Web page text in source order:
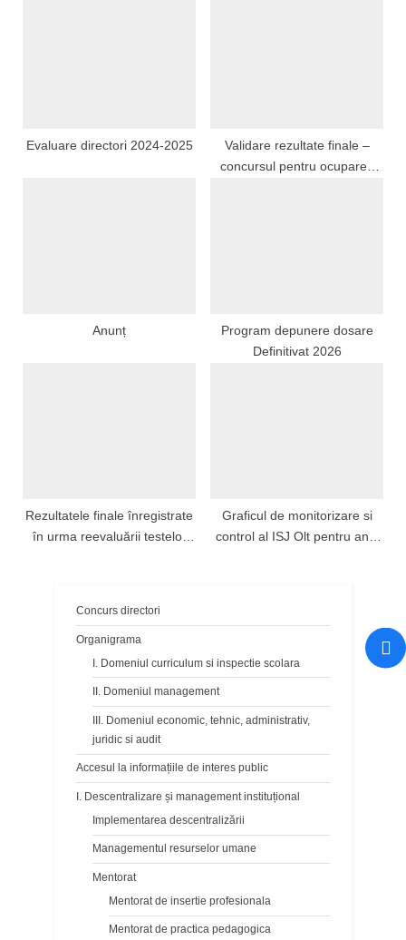
:
Evaluare directori 2024-2025
Validare rezultate finale –
concursul pentru ocuparea
Anunț
Program depunere dosare
Definitivat 2026
Rezultatele finale înregistrate
în urma reevaluării testelor
Graficul de monitorizare si
control al ISJ Olt pentru anul
Concurs directori
Organigrama
I. Domeniul curriculum si inspectie scolara
II. Domeniul management
III. Domeniul economic, tehnic, administrativ,
juridic si audit
Accesul la informațiile de interes public
I. Descentralizare și management instituțional
Implementarea descentralizării
Managementul resurselor umane
Mentorat
Mentorat de insertie profesionala
Mentorat de practica pedagogica